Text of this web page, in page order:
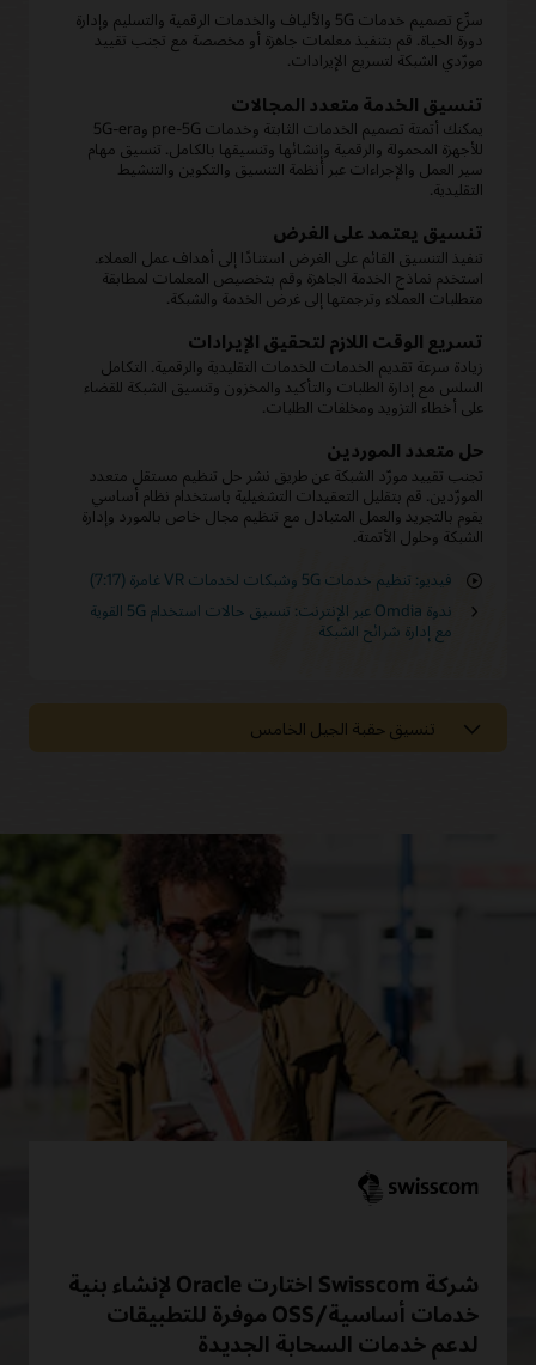
سرِّع تصميم خدمات 5G والألياف والخدمات الرقمية والتسليم وإدارة
دورة الحياة. قم بتنفيذ معلمات جاهزة أو مخصصة مع تجنب تقييد
مورّدي الشبكة لتسريع الإيرادات.
تنسيق الخدمة متعدد المجالات
يمكنك أتمتة تصميم الخدمات الثابتة وخدمات pre-5G و5G-era
للأجهزة المحمولة والرقمية وإنشائها وتنسيقها بالكامل. تنسيق مهام
سير العمل والإجراءات عبر أنظمة التنسيق والتكوين والتنشيط
التقليدية.
تنسيق يعتمد على الغرض
تنفيذ التنسيق القائم على الغرض استنادًا إلى أهداف عمل العملاء.
استخدم نماذج الخدمة الجاهزة وقم بتخصيص المعلمات لمطابقة
متطلبات العملاء وترجمتها إلى غرض الخدمة والشبكة.
تسريع الوقت اللازم لتحقيق الإيرادات
زيادة سرعة تقديم الخدمات للخدمات التقليدية والرقمية. التكامل
السلس مع إدارة الطلبات والتأكيد والمخزون وتنسيق الشبكة للقضاء
على أخطاء التزويد ومخلفات الطلبات.
حل متعدد الموردين
تجنب تقييد مورّد الشبكة عن طريق نشر حل تنظيم مستقل متعدد
المورّدين. قم بتقليل التعقيدات التشغيلية باستخدام نظام أساسي
يقوم بالتجريد والعمل المتبادل مع تنظيم مجال خاص بالمورد وإدارة
الشبكة وحلول الأتمتة.
فيديو: تنظيم خدمات 5G وشبكات لخدمات VR غامرة (7:17)
ندوة Omdia عبر الإنترنت: تنسيق حالات استخدام 5G القوية
مع إدارة شرائح الشبكة
تنسيق حقبة الجيل الخامس
تمتع بمزامنة المكتب الخلفي مع المكتب الأمامي الرقمي لتحقيق
سير عمل تنسيق ديناميكية وتمكين التنسيق متعدد الموردين.
تقديم تجارب ترتيب إيجابية بسلاسة من خلال القنوات الرقمية من
خلال التنسيق الموحد. حافظ على تزامن المكاتب الخلفية مع المكتب
الأمامي الرقمي لإنشاء تدفق تلقائي عبر عملية التنسيق.
نطاق السحابة والسحابة الأصلية
زيادة مرونة تكنولوجيا المعلومات من خلال نظام أساسي سحابي
أصلي قائم على المعايير ومفتوح. حقق قابلية التوسع وسهولة
الاستخدام من خلال حل يمكنه أتمتة معالجة ملايين المعاملات في
التنسيق الديناميكي
الأخرى.
تنسيق شرائح الشبكة
نسِّق شرائح الشبكة من طرف إلى طرف باستخدام حل متعدد
شركة Swisscom اختارت Oracle لإنشاء بنية
خدمات أساسية/OSS موفرة للتطبيقات
لدعم خدمات السحابة الجديدة